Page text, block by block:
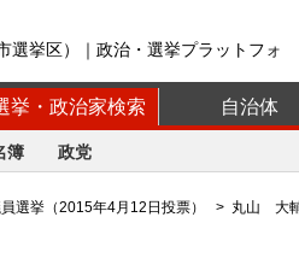
挙区）｜政治・選挙プラットフォ
挙・政治家検索 自治体
簿 政党
選挙（2015年4月12日投票） > 丸山 大